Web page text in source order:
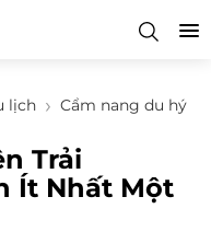
lịch Cẩm nang du hý
Trải
Ít Nhất Một